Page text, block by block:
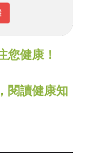
您健康！
閱讀健康知